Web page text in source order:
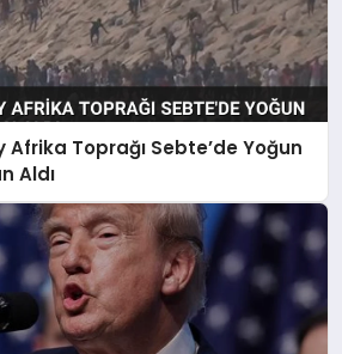
Afrika Toprağı Sebte’de Yoğun
Aldı